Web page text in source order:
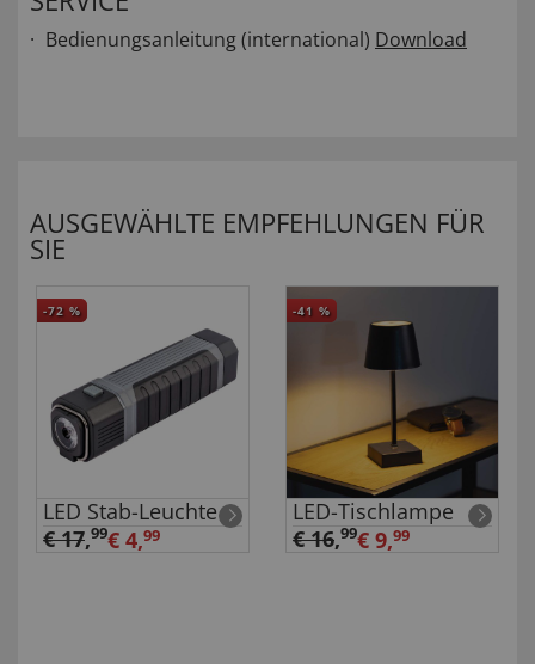
Bedienungsanleitung (international) Download
AUSGEWÄHLTE EMPFEHLUNGEN FÜR
SIE
-72 %
LED Stab-Leuchte
€ 17,99€ 4,99
-41 %
LED-Tischlampe
€ 16,99€ 9,99